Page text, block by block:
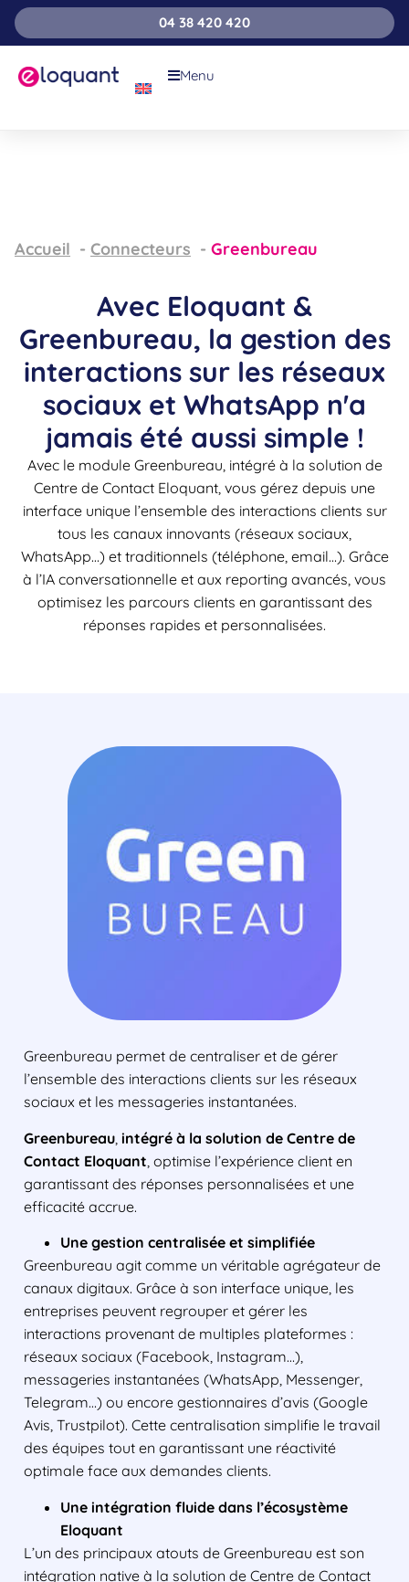
04 38 420 420
Menu
Accueil Connecteurs Greenbureau
Avec Eloquant &
Greenbureau, la gestion des
interactions sur les réseaux
sociaux et WhatsApp n'a
jamais été aussi simple !
Avec le module Greenbureau, intégré à la solution de
Centre de Contact Eloquant, vous gérez depuis une
interface unique l’ensemble des interactions clients sur
tous les canaux innovants (réseaux sociaux,
WhatsApp…) et traditionnels (téléphone, email…). Grâce
à l’IA conversationnelle et aux reporting avancés, vous
optimisez les parcours clients en garantissant des
réponses rapides et personnalisées.
Greenbureau permet de centraliser et de gérer
l’ensemble des interactions clients sur les réseaux
sociaux et les messageries instantanées.
Greenbureau intégré à la solution de Centre de
Contact Eloquant , optimise l’expérience client en
garantissant des réponses personnalisées et une
efficacité accrue.
Une gestion centralisée et simplifiée
Greenbureau agit comme un véritable agrégateur de
canaux digitaux. Grâce à son interface unique, les
entreprises peuvent regrouper et gérer les
interactions provenant de multiples plateformes :
réseaux sociaux (Facebook, Instagram…),
messageries instantanées (WhatsApp, Messenger,
Telegram…) ou encore gestionnaires d’avis (Google
Avis, Trustpilot). Cette centralisation simplifie le travail
des équipes tout en garantissant une réactivité
optimale face aux demandes clients.
Une intégration fluide dans l’écosystème
Eloquant
L’un des principaux atouts de Greenbureau est son
intégration native à la solution de Centre de Contact